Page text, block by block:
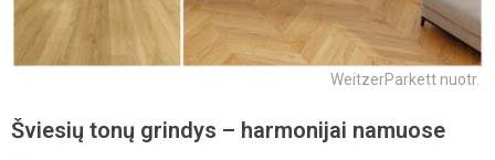
WeitzerParkett nuotr.
Šviesių tonų grindys – harmonijai namuose